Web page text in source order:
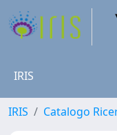
IRIS
IRIS Catalogo